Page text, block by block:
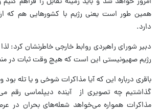
همین طور است یعنی رژیم با کشورهایی هم که
دارد.
دبیر شورای راهبردی روابط خارجی خاطرنشان کرد:
رژیم صهیونیستی این است که هیچ وقت ثبات در
باقری درباره این که آیا مذاکرات شوخی و یا تله
گذاشتیم چه تصویری از آینده دیپلماسی رقم
مذاکرات همواره می‌خواهد شعله‌های بحران در